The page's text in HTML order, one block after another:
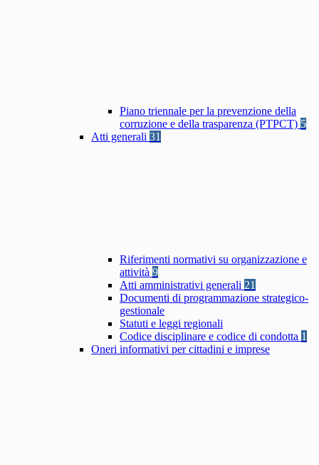
Piano triennale per la prevenzione della
corruzione e della trasparenza (PTPCT) 5
Atti generali 31
Riferimenti normativi su organizzazione e
attività 9
Atti amministrativi generali 21
Documenti di programmazione strategico-
gestionale
Statuti e leggi regionali
Codice disciplinare e codice di condotta 1
Oneri informativi per cittadini e imprese